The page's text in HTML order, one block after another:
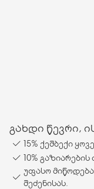
გახდი წევრი,
15% ქეშბექი
10%
უფასო
შეძენისას.